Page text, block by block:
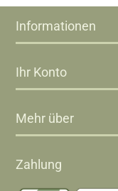
Informationen
Ihr Konto
Mehr über
Zahlung